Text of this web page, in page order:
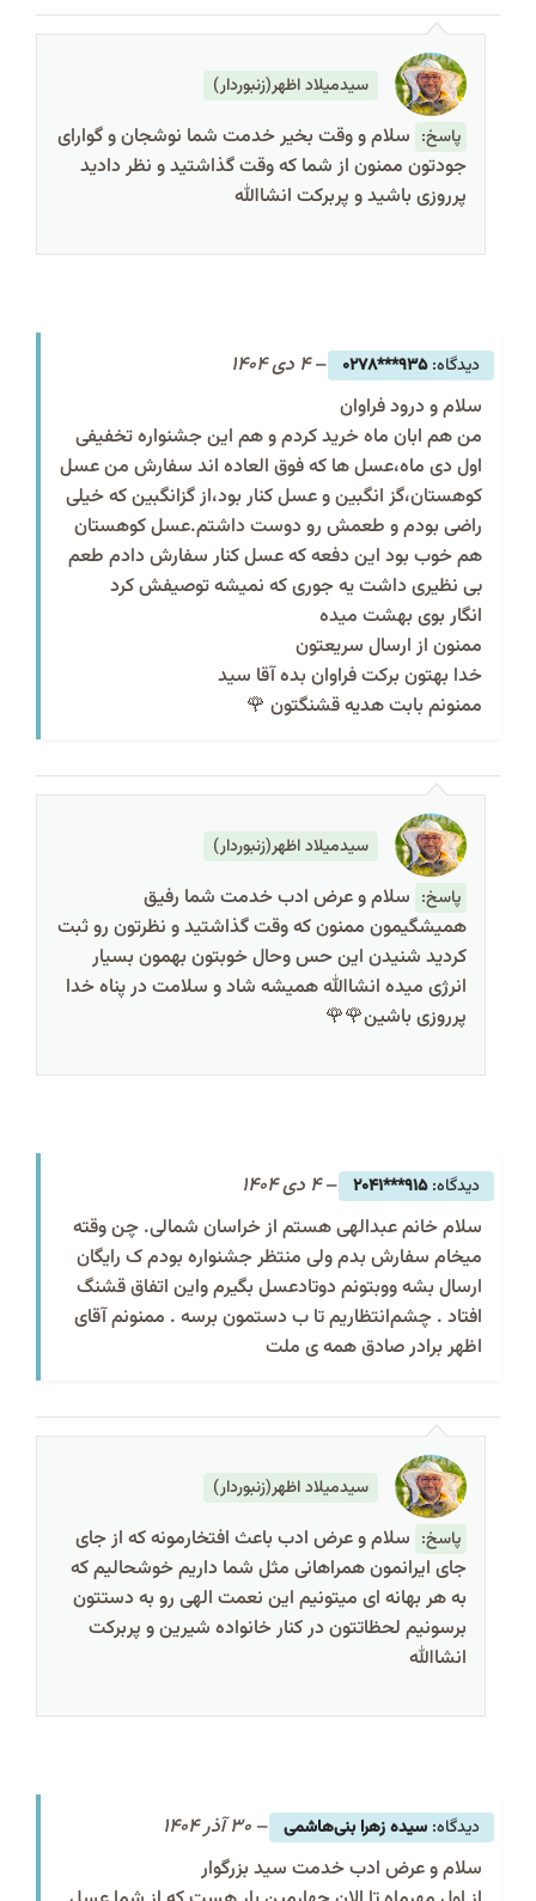
سیدمیلاد اظهر(زنبوردار)
پاسخ: سلام و وقت بخیر خدمت شما نوشجان و گوارای
جودتون ممنون از شما که وقت گذاشتید و نظر دادید
پرروزی باشید و پربرکت انشاالله
935***0278
– 4 دی 1404
سلام و درود فراوان
من هم ابان ماه خرید کردم و هم این جشنواره تخفیفی
اول دی ماه،عسل ها که فوق العاده اند سفارش من عسل
کوهستان،گز انگبین و عسل کنار بود،از گزانگبین که خیلی
راضی بودم و طعمش رو دوست داشتم.عسل کوهستان
هم خوب بود این دفعه که عسل کنار سفارش دادم طعم
بی نظیری داشت یه جوری که نمیشه توصیفش کرد
انگار بوی بهشت میده
ممنون از ارسال سریعتون
خدا بهتون برکت فراوان بده آقا سید
ممنونم بابت هدیه قشنگتون 🌹
سیدمیلاد اظهر(زنبوردار)
پاسخ: سلام و عرض ادب خدمت شما رفیق
همیشگیمون ممنون که وقت گذاشتید و نظرتون رو ثبت
کردید شنیدن این حس وحال خوبتون بهمون بسیار
انرژی میده انشاالله همیشه شاد و سلامت در پناه خدا
پرروزی باشین🌹🌹
915***2041
– 4 دی 1404
سلام خانم عبدالهی هستم از خراسان شمالی. چن وقته
میخام سفارش بدم ولی منتظر جشنواره بودم ک رایگان
ارسال بشه ووبتونم دوتادعسل بگیرم واین اتفاق قشنگ
افتاد . چشم‌انتظاریم تا ب دستمون برسه . ممنونم آقای
اظهر برادر صادق همه ی ملت
سیدمیلاد اظهر(زنبوردار)
پاسخ: سلام و عرض ادب باعث افتخارمونه که از جای
جای ایرانمون همراهانی مثل شما داریم خوشحالیم که
به هر بهانه ای میتونیم این نعمت الهی رو به دستتون
برسونیم لحظاتتون در کنار خانواده شیرین و پربرکت
انشاالله
سیده زهرا بنی‌هاشمی – 30 آذر 1404
سلام و عرض ادب خدمت سید بزرگوار